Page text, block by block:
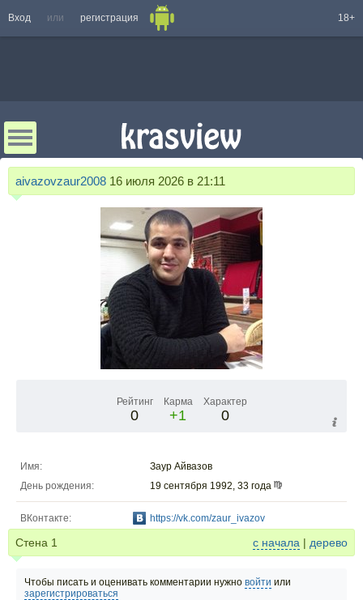
Вход или регистрация 18+
aivazovzaur2008 16 июля 2026 в 21:11
Рейтинг
0
Карма
+1
Характер
0
Имя:
Заур Айвазов
День рождения:
19 сентября 1992, 33 года
ВКонтакте: https://vk.com/zaur_ivazov
Стена 1 с начала | дерево
Чтобы писать и оценивать комментарии нужно войти или
зарегистрироваться